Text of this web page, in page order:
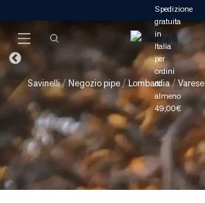
Savinelli/ Negozio pipe/Lombardia/Varese